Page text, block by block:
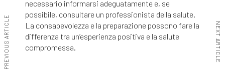
necessario informarsi adeguatamente e, se
possibile, consultare un professionista della salute.
La consapevolezza e la preparazione possono fare la
differenza tra un’esperienza positiva e la salute
compromessa.
PREVIOUS ARTICLE NEXT ARTICLE